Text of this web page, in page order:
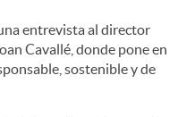
entrevista al director
Cavallé, donde pone en
sostenible y de